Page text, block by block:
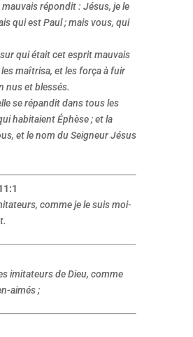
mauvais répondit : Jésus, je le
qui est Paul ; mais vous, qui
qui était cet esprit mauvais
maîtrisa, et les força à fuir
nus et blessés.
se répandit dans tous les
habitaient Éphèse ; et la
et le nom du Seigneur Jésus
comme je le suis moi-
imitateurs de Dieu, comme
aimés ;